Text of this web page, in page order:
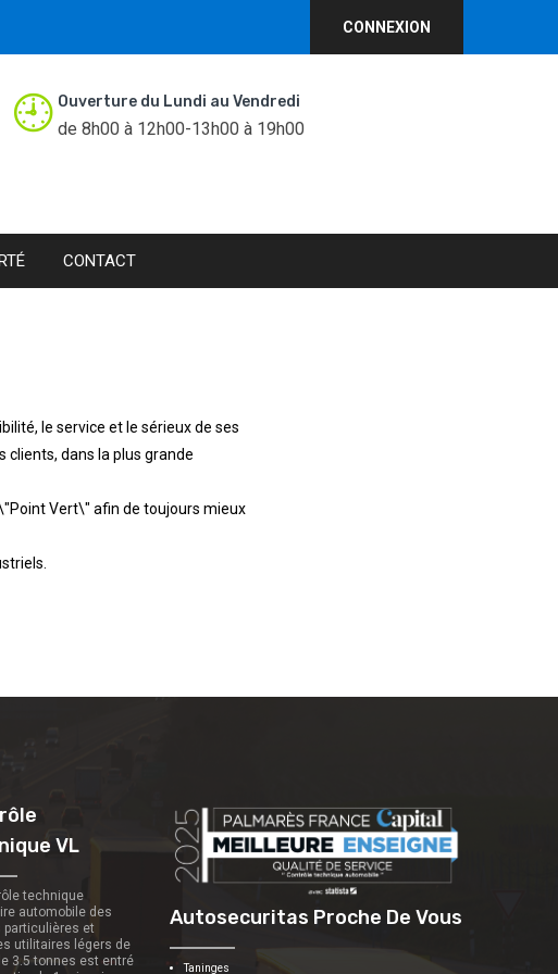
CONNEXION
Ouverture du Lundi au Vendredi
de 8h00 à 12h00-13h00 à 19h00
CONTACT
le service et le sérieux de ses
clients, dans la plus grande
Vert\" afin de toujours mieux
VL
technique
automobile des
particulières et
utilitaires légers de
3.5 tonnes est entré
Autosecuritas Proche De Vous
Taninges